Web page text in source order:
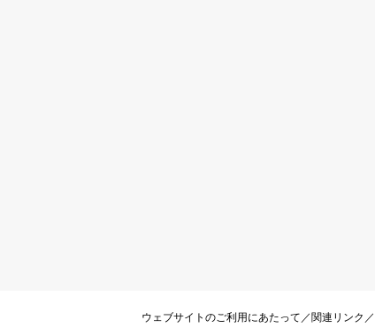
ウェブサイトのご利用にあたって ／関連リンク ／